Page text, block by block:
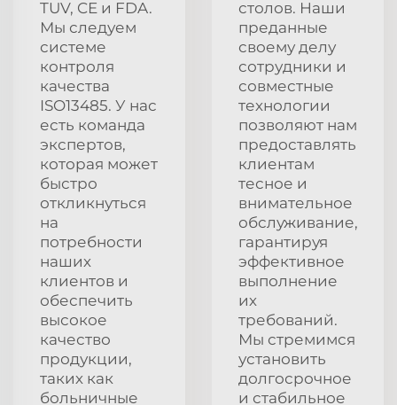
TUV, CE и FDA.
Мы следуем
системе
контроля
качества
ISO13485. У нас
есть команда
экспертов,
которая может
быстро
откликнуться
на
потребности
наших
клиентов и
обеспечить
высокое
качество
продукции,
таких как
больничные
столов. Наши
преданные
своему делу
сотрудники и
совместные
технологии
позволяют нам
предоставлять
клиентам
тесное и
внимательное
обслуживание,
гарантируя
эффективное
выполнение
их
требований.
Мы стремимся
установить
долгосрочное
и стабильное